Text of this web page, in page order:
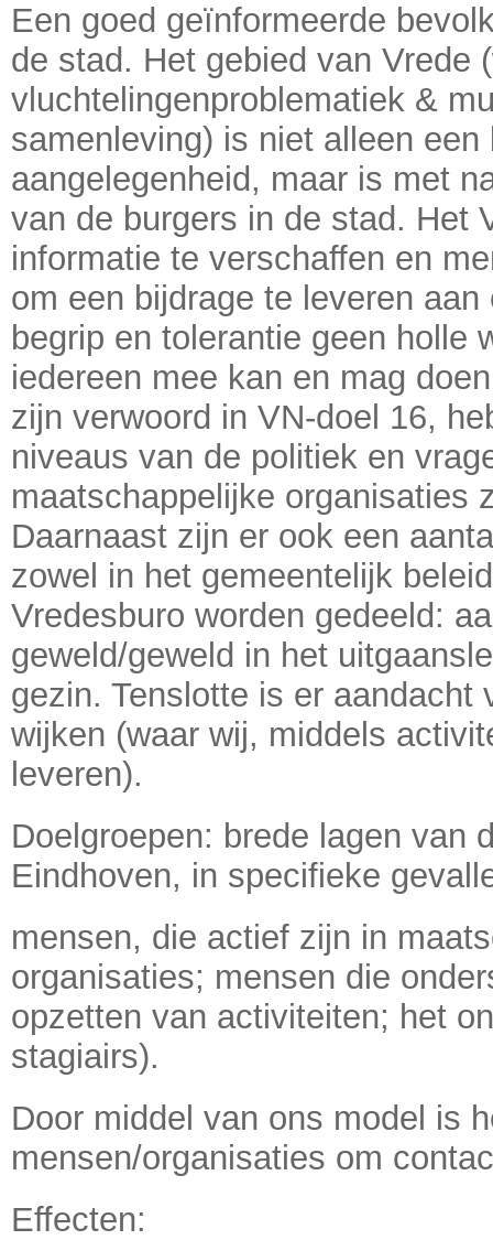
Een goed geïnformeerde
de stad. Het gebied van Vrede
vluchtelingenproblematiek &
samenleving) is niet alleen een
aangelegenheid, maar is met
van de burgers in de stad. Het
informatie te verschaffen en
om een bijdrage te leveren
begrip en tolerantie geen holle
iedereen mee kan en mag
zijn verwoord in VN-doel 16,
niveaus van de politiek en
maatschappelijke organisaties
Daarnaast zijn er ook een
zowel in het gemeentelijk
Vredesburo worden gedeeld:
geweld/geweld in het
gezin. Tenslotte is er aandacht
wijken (waar wij, middels
leveren).
Doelgroepen: brede lagen van
Eindhoven, in specifieke
mensen, die actief zijn in
organisaties; mensen die
opzetten van activiteiten; het
stagiairs).
Door middel van ons model is
mensen/organisaties om
Effecten: